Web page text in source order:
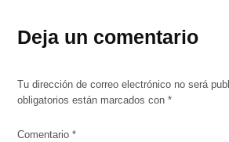
Deja un comentario
Tu dirección de correo electrónico no será
obligatorios están marcados con*
Comentario*